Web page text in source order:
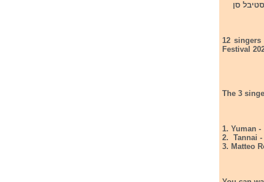
לפסטיבל סן
12
Festival
The 3
1. Yuman -
2. Tannai -
3. Matteo